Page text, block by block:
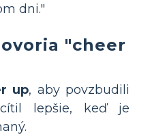
dni."
"cheer
up, aby povzbudili
lepšie, keď je